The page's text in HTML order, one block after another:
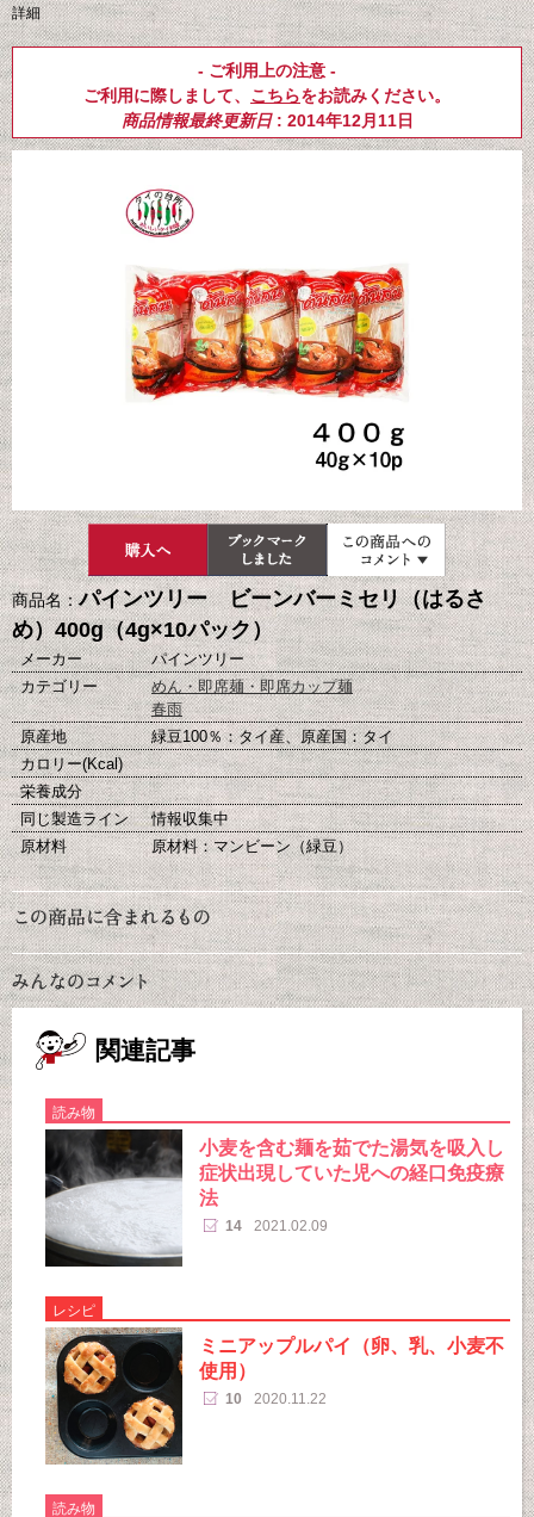
詳細
- ご利用上の注意 -
ご利用に際しまして、 こちらをお読みください。
商品情報最終更新日: 2014年12月11日
商品名：パインツリー ビーンバーミセリ（はるさ
め）400g（4g×10パック）
メーカー
パインツリー
カテゴリー
めん・即席麺・即席カップ麺
春雨
原産地
緑豆100％：タイ産、原産国：タイ
カロリー(Kcal)
栄養成分
同じ製造ライン
情報収集中
原材料
原材料：マンビーン（緑豆）
関連記事
読み物
小麦を含む麺を茹でた湯気を吸入し
症状出現していた児への経口免疫療
法
14 2021.02.09
レシピ
ミニアップルパイ（卵、乳、小麦不
使用）
10 2020.11.22
読み物